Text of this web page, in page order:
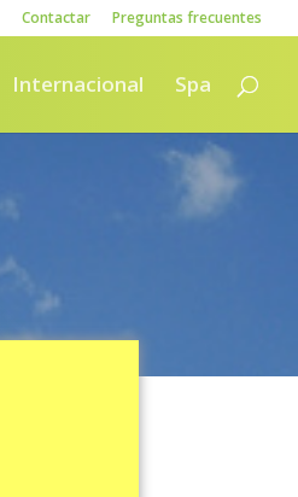
Contactar Preguntas frecuentes
Internacional Spa